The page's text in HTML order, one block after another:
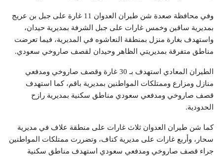
وفي محافظة صعدة شن طيران العدوان 11 غارة على جبل بن عريج
بمديرية ساقين وخمس غارات على جبل الشرفة بمديرية حيدان،
واستهدف بغارة منزل بمنطقة النعاشوه في المديرية، فيما تعرضت
مناطق متفرقة بمديريتي الظاهر وحيدان لقصف صاروخي سعودي.
الطيران المعادي استهدف بـ 30 غارة وقصف صاروخي ومدفعي
منازل ومزارع وممتلكات المواطنين بمديرية باقم، كما استهدف
قصف صاروخي ومدفعي سعودي مناطق سكنية بمديرية رازح
الحدودية.
كما شن طيران العدوان ثلاث غارات على منطقة علاف في مديرية
سحار، وأربع غارات على مديرية كتاف، وتضررت ممتلكات المواطنين
جراء قصف صاروخي ومدفعي سعودي استهدف مناطق سكنية